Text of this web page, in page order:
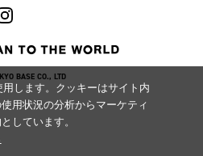
BASE CO., LTD
します。クッキーはサイト内
用状況の分析からマーケティ
しています。